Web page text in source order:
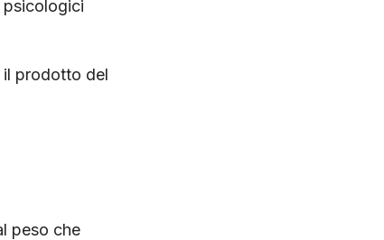
psicologici
il prodotto del
peso che